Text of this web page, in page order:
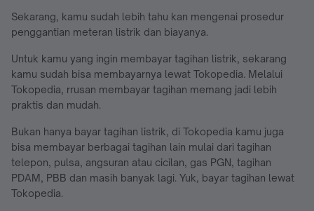
Sekarang, kamu sudah lebih tahu kan mengenai prosedur
penggantian meteran listrik dan biayanya.
Untuk kamu yang ingin membayar tagihan listrik, sekarang
kamu sudah bisa membayarnya lewat Tokopedia. Melalui
Tokopedia, rrusan membayar tagihan memang jadi lebih
praktis dan mudah.
Bukan hanya bayar tagihan listrik, di Tokopedia kamu juga
bisa membayar berbagai tagihan lain mulai dari tagihan
telepon, pulsa, angsuran atau cicilan, gas PGN, tagihan
PDAM, PBB dan masih banyak lagi. Yuk, bayar tagihan lewat
Tokopedia.